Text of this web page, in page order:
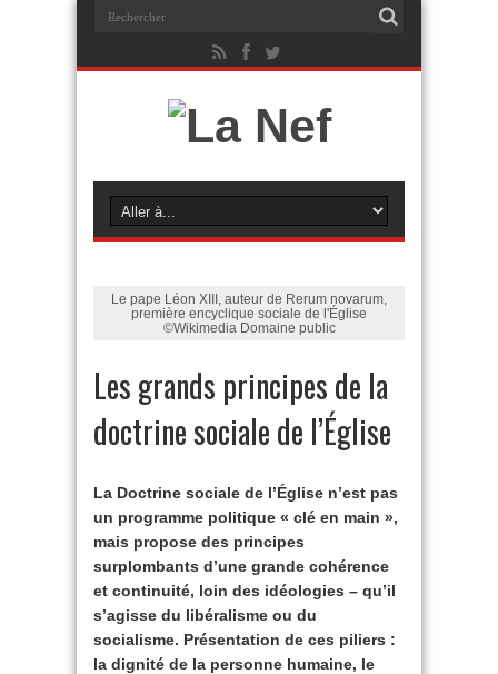
Le pape Léon XIII, auteur de Rerum novarum,
première encyclique sociale de l'Église
©Wikimedia Domaine public
Les grands principes de la
doctrine sociale de l’Église
La Doctrine sociale de l’Église n’est pas
un programme politique « clé en main »,
mais propose des principes
surplombants d’une grande cohérence
et continuité, loin des idéologies – qu’il
s’agisse du libéralisme ou du
socialisme. Présentation de ces piliers :
la dignité de la personne humaine, le